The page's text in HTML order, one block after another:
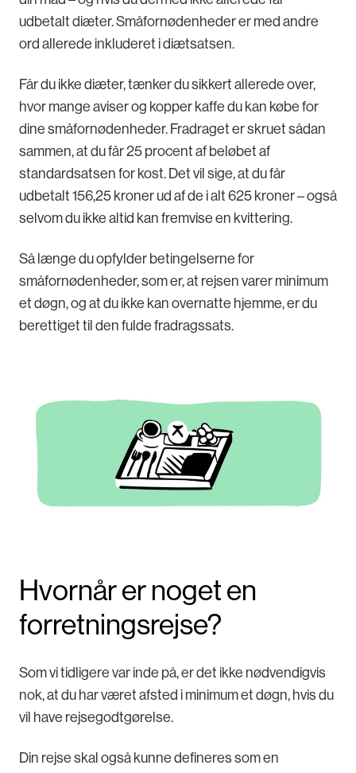
udbetalt diæter. Småfornødenheder er med andre
ord allerede inkluderet i diætsatsen.
Får du ikke diæter, tænker du sikkert allerede over,
hvor mange aviser og kopper kaffe du kan købe for
dine småfornødenheder. Fradraget er skruet sådan
sammen, at du får 25 procent af beløbet af
standardsatsen for kost. Det vil sige, at du får
udbetalt 156,25 kroner ud af de i alt 625 kroner – også
selvom du ikke altid kan fremvise en kvittering.
Så længe du opfylder betingelserne for
småfornødenheder, som er, at rejsen varer minimum
et døgn, og at du ikke kan overnatte hjemme, er du
berettiget til den fulde fradragssats.
Hvornår er noget en
forretningsrejse?
Som vi tidligere var inde på, er det ikke nødvendigvis
nok, at du har været afsted i minimum et døgn, hvis du
vil have rejsegodtgørelse.
Din rejse skal også kunne defineres som en